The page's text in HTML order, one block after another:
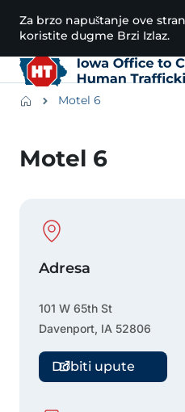
Preskoči na glavni sadržaj
Za brzo napuštanje ove
koristite dugme Brzi Izlaz.
Breadcrumbs
Motel 6
Motel 6
Physical
Adresa
101 W 65th St
Davenport, IA 52806
Dobiti upute